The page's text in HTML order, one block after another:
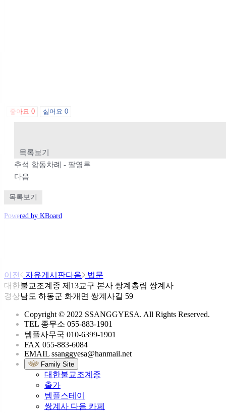
좋아요 0 싫어요 0
목록보기
추석 합동차례 - 팔영루
다음
목록보기
Powered by KBoard
이전 자유게시판다음
법문
대한불교조계종 제13교구 본사 쌍계총림 쌍계사
경상남도 하동군 화개면 쌍계사길 59
Copyright © 2022 SSANGGYESA. All Rights Reserved.
TEL 종무소 055-883-1901
템플사무국 010-6399-1901
FAX 055-883-6084
EMAIL ssanggyesa@hanmail.net
Family Site
대한불교조계종
출가
템플스테이
쌍계사 다음 카페